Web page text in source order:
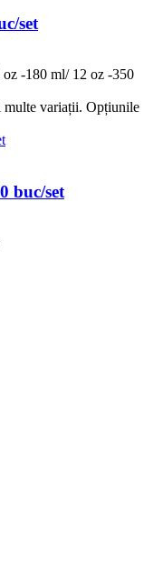
set
oz -180 ml/ 12 oz -350
multe variații. Opțiunile
buc/set